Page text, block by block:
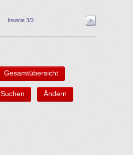
Inserat 3/3 >
Gesamtübersicht
Suchen Ändern